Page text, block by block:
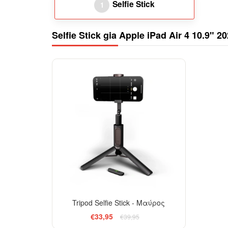
1 Selfie Stick
Selfie Stick gia Apple iPad Air 4 10.9"
Tripod Selfie Stick - Μαύρος
€33,95
€39,95